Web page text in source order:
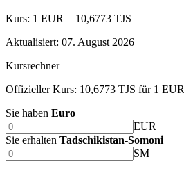
Kurs: 1 EUR = 10,6773 TJS
Aktualisiert: 07. August 2026
Kursrechner
Offizieller Kurs: 10,6773 TJS für 1 EUR
Sie haben Euro
EUR
Sie erhalten Tadschikistan-Somoni
SM